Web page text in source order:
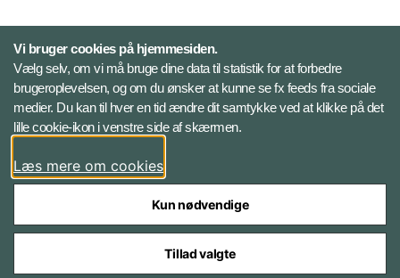
Følg Veterancentret
Facebook
Vi bruger cookies på hjemmesiden.
Vælg selv, om vi må bruge dine data til statistik for at forbedre
brugeroplevelsen, og om du ønsker at kunne se fx feeds fra sociale
medier. Du kan til hver en tid ændre dit samtykke ved at klikke på det
lille cookie-ikon i venstre side af skærmen.
Læs mere om cookies
Kun nødvendige
Tillad valgte